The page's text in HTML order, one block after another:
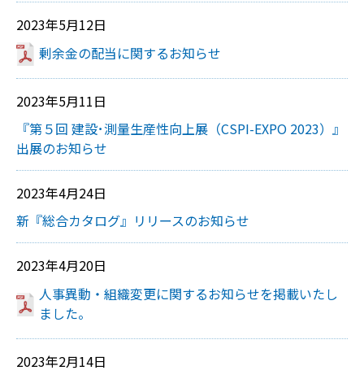
2023年5月12日
剰余金の配当に関するお知らせ
2023年5月11日
『第５回 建設･測量生産性向上展（CSPI-EXPO 2023）』
出展のお知らせ
2023年4月24日
新『総合カタログ』リリースのお知らせ
2023年4月20日
人事異動・組織変更に関するお知らせを掲載いたし
ました。
2023年2月14日